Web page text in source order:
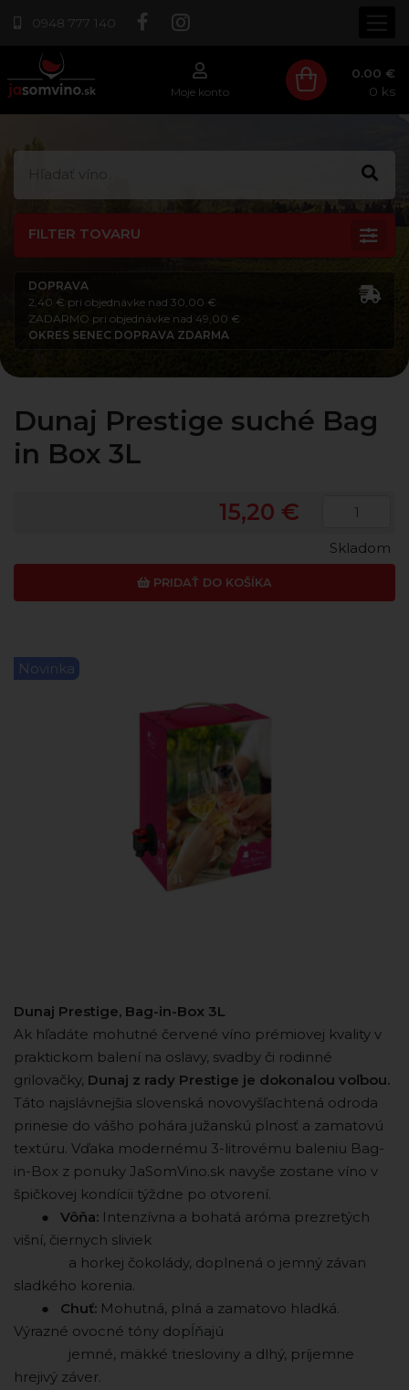
0948 777 140
Moje konto
0.00 €
0 ks
FILTER TOVARU
DOPRAVA
2,40 € pri objednávke nad 30,00 €
ZADARMO pri objednávke nad 49,00 €
OKRES SENEC DOPRAVA ZDARMA
Dunaj Prestige suché Bag
in Box 3L
15,20 €
PRIDAŤ DO KOŠÍKA
Skladom
Novinka
Dunaj Prestige, Bag-in-Box 3L
Ak hľadáte mohutné červené víno prémiovej kvality v
praktickom balení na oslavy, svadby či rodinné
grilovačky, Dunaj z rady Prestige je dokonalou voľbou.
Táto najslávnejšia slovenská novovyšľachtená odroda
prinesie do vášho pohára južanskú plnosť a zamatovú
textúru. Vďaka modernému 3-litrovému baleniu Bag-
in-Box z ponuky JaSomVino.sk navyše zostane víno v
špičkovej kondícii týždne po otvorení.
⠀ ⠀ ● Vôňa: Intenzívna a bohatá aróma prezretých
višní, čiernych sliviek
⠀ ⠀ ⠀ ⠀ a horkej čokolády, doplnená o jemný závan
sladkého korenia.
⠀ ⠀ ● Chuť: Mohutná, plná a zamatovo hladká.
Výrazné ovocné tóny dopĺňajú
⠀ ⠀ ⠀ ⠀ jemné, mäkké triesloviny a dlhý, príjemne
hrejivý záver.